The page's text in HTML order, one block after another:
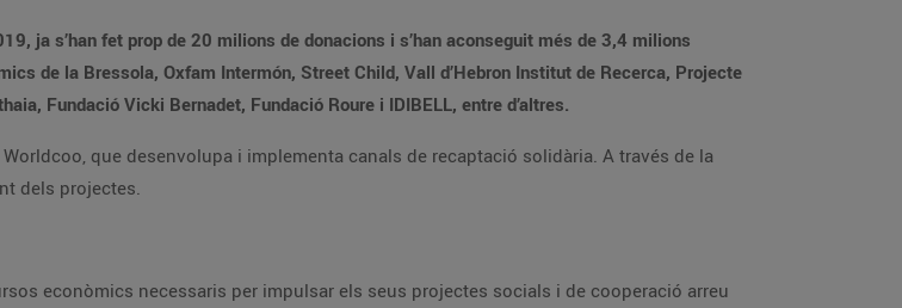
ja s’han fet prop de 20 milions de donacions i s’han aconseguit més de 3,4 milions
de la Bressola, Oxfam Intermón, Street Child, Vall d’Hebron Institut de Recerca, Projecte
Fundació Vicki Bernadet, Fundació Roure i IDIBELL, entre d’altres.
que desenvolupa i implementa canals de recaptació solidària. A través de la
dels projectes.
econòmics necessaris per impulsar els seus projectes socials i de cooperació arreu